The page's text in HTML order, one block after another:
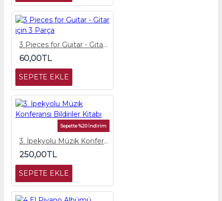
3 Pieces for Guitar - Gitar için 3 Parça
60,00TL
SEPETE EKLE
Sepette %20 İndirim
3. İpekyolu Müzik Konferansı Bildiriler Kitabı
250,00TL
SEPETE EKLE